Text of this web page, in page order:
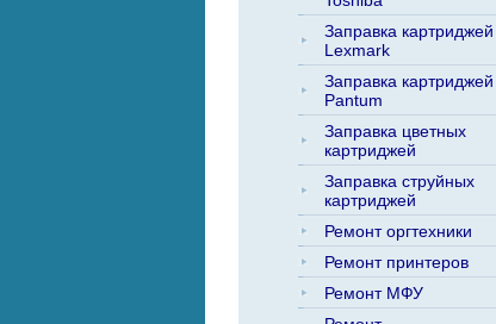
Заправка картриджей
Lexmark
Заправка картриджей
Pantum
Заправка цветных
картриджей
Заправка струйных
картриджей
Ремонт оргтехники
Ремонт принтеров
Ремонт МФУ